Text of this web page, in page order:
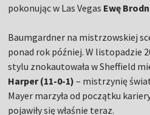
pokonując w Las Vegas Ewę
Baumgardner na mistrzowskiej
ponad rok później. W listopadzie
stylu znokautowała w Sheffield
Harper (11-0-1) – mistrzynię
Mayer marzyła od początku
pojawiły się właśnie teraz.